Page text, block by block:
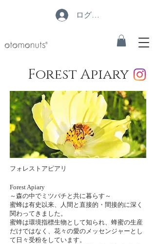
ログイン
Forest Apiary
フォレストアピアリ
Forest Apiary
～森の中でミツバチと共に暮らす～
蜜蜂は有史以来、人間と直接的・間接的に深く
関わってきました。
蜜蜂は環境指標生物として知られ、蜂蜜の生産
だけではなく、花々の愛のメッセンジャーとし
て日々受粉をしています。